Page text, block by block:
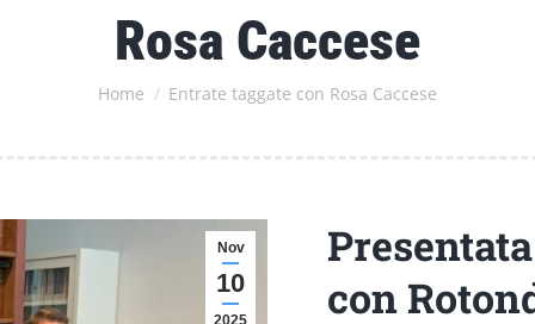
Rosa Caccese
Tu sei qui:
Home Entrate taggate con Rosa Caccese
Nov
10
2025
con